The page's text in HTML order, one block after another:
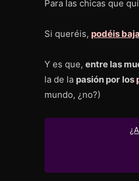
Para las chicas que
Si queréis, podéis
Y es que,entre las
la de la pasión por los
mundo, ¿no?)